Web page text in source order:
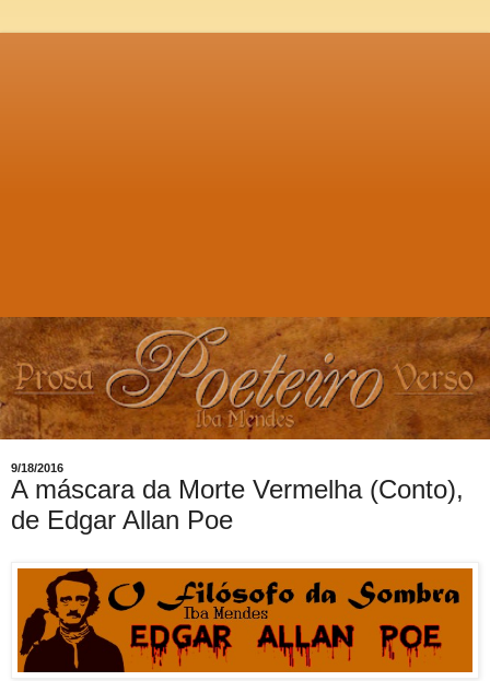
9/18/2016
A máscara da Morte Vermelha (Conto),
de Edgar Allan Poe